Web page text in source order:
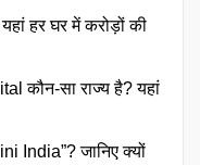
हर घर में करोड़ों की
कौन-सा राज्य है? यहां
India”? जानिए क्यों